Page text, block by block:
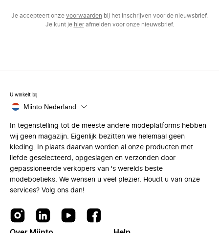
Je accepteert onze voorwaarden bij het inschrijven voor de nieuwsbrief.
Je kunt je hierafmelden voor onze nieuwsbrief.
U winkelt bij
Miinto Nederland
In tegenstelling tot de meeste andere modeplatforms hebben
wij geen magazijn. Eigenlijk bezitten we helemaal geen
kleding. In plaats daarvan worden al onze producten met
liefde geselecteerd, opgeslagen en verzonden door
gepassioneerde verkopers van 's werelds beste
modeboetieks. We wensen u veel plezier. Houdt u van onze
services? Volg ons dan!